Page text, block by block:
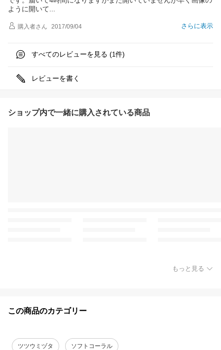
ように開いて
さらに表示
購入者さん 2017/09/04
すべてのレビューを見る (1件)
レビューを書く
ショップ内で一緒に購入されている商品
もっと見る
この商品のカテゴリー
ツツウミヅタ ソフトコーラル